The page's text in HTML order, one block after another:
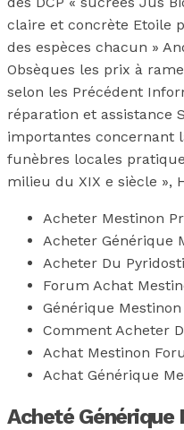
claire et concrète Etoile
des espèces chacun »
Obsèques les prix à
selon les Précédent
réparation et assistance
importantes concernant
funèbres locales
milieu du XIX e siècle »,
Acheter Mestinon
Acheter Générique
Acheter Du
Forum Achat
Générique
Comment Acheter
Achat Mestinon
Achat Générique
Acheté Générique